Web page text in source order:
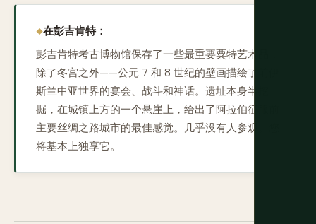
在彭吉肯特：
彭吉肯特考古博物馆保存了一些最重要粟特艺术品，
除了冬宫之外——公元 7 和 8 世纪的壁画描绘了前伊
斯兰中亚世界的宴会、战斗和神话。遗址本身半挖
掘，在城镇上方的一个悬崖上，给出了阿拉伯征服前
主要丝绸之路城市的最佳感觉。几乎没有人参观。您
将基本上独享它。